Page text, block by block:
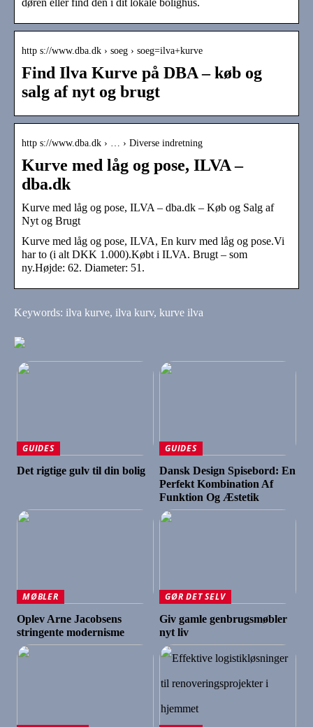
http s://www.dba.dk › soeg › soeg=ilva+kurve
Find Ilva Kurve på DBA – køb og
salg af nyt og brugt
http s://www.dba.dk › … › Diverse indretning
Kurve med låg og pose, ILVA –
dba.dk
Kurve med låg og pose, ILVA – dba.dk – Køb og Salg af
Nyt og Brugt
Kurve med låg og pose, ILVA, En kurv med låg og pose.Vi
har to (i alt DKK 1.000).Købt i ILVA. Brugt – som
ny.Højde: 62. Diameter: 51.
Keywords: ilva kurve, ilva kurv, kurve ilva
GUIDES
Det rigtige gulv til din bolig
GUIDES
Dansk Design Spisebord: En
Perfekt Kombination Af
Funktion Og Æstetik
MØBLER
Oplev Arne Jacobsens
stringente modernisme
GØR DET SELV
Giv gamle genbrugsmøbler
nyt liv